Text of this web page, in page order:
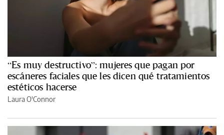
“Es muy destructivo”: mujeres que pagan por
escáneres faciales que les dicen qué tratamientos
estéticos hacerse
Laura O'Connor